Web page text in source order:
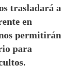
trasladará a
en
permitirán
para